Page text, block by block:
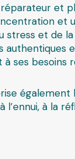
et
et
stress et de
authentiques
ses besoins
également
l’ennui, à la